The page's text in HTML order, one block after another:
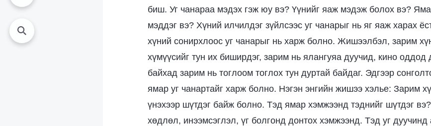
биш. Уг чанараа мэдэх гэж юу вэ? Үүнийг яаж мэдэж болох вэ?
мэддэг вэ? Хүний илчилдэг зүйлсээс уг чанарыг нь яг яаж харах
хүний сонирхлоос уг чанарыг нь харж болно. Жишээлбэл, зарим
хүмүүсийг тун их биширдэг, зарим нь ялангуяа дуучид, кино оддод
байхад зарим нь тоглоом тоглох тун дуртай байдаг. Эдгээр
ямар уг чанартайг харж болно. Нэгэн энгийн жишээ хэлье: Зарим
үнэхээр шүтдэг байж болно. Тэд ямар хэмжээнд тэднийг шүтдэг
хөдлөл, инээмсэглэл, үг болгонд донтох хэмжээнд. Тэд уг